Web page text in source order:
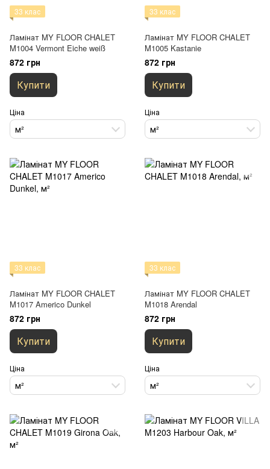
33 клас
Ламінат MY FLOOR CHALET
M1004 Vermont Eiche weiß
872 грн
Купити
Ціна
м²
33 клас
Ламінат MY FLOOR CHALET
M1005 Kastanie
872 грн
Купити
Ціна
м²
33 клас
Ламінат MY FLOOR CHALET
M1017 Americo Dunkel
872 грн
Купити
Ціна
м²
33 клас
Ламінат MY FLOOR CHALET
M1018 Arendal
872 грн
Купити
Ціна
м²